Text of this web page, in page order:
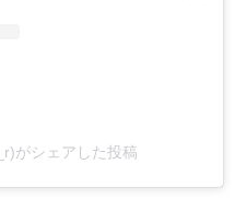
がシェアした投稿